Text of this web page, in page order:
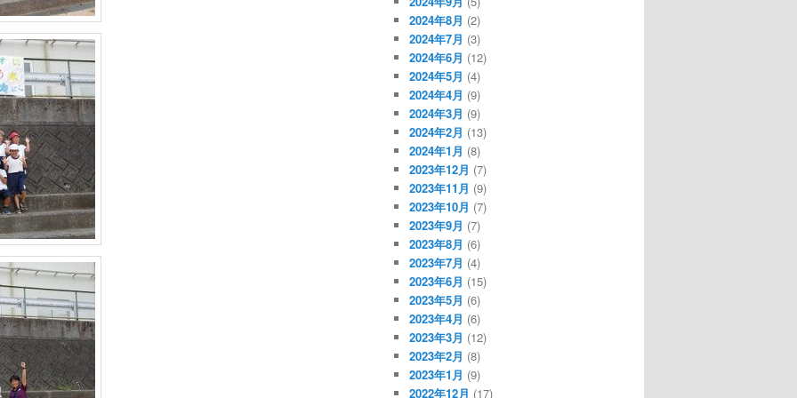
2024年8月 (2)
2024年7月 (3)
2024年6月 (12)
2024年5月 (4)
2024年4月 (9)
2024年3月 (9)
2024年2月 (13)
2024年1月 (8)
2023年12月 (7)
2023年11月 (9)
2023年10月 (7)
2023年9月 (7)
2023年8月 (6)
2023年7月 (4)
2023年6月 (15)
2023年5月 (6)
2023年4月 (6)
2023年3月 (12)
2023年2月 (8)
2023年1月 (9)
2022年12月 (17)